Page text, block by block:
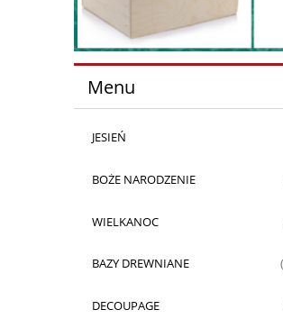
Menu
JESIEŃ
BOŻE NARODZENIE
WIELKANOC
BAZY DREWNIANE
DECOUPAGE